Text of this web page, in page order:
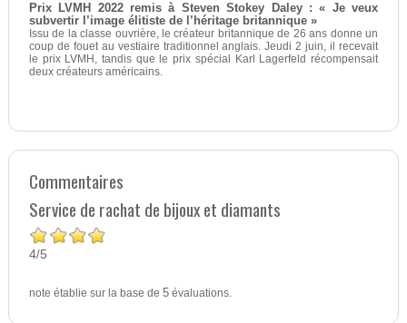
Prix LVMH 2022 remis à Steven Stokey Daley : « Je veux
subvertir l’image élitiste de l’héritage britannique »
Issu de la classe ouvrière, le créateur britannique de 26 ans donne un
coup de fouet au vestiaire traditionnel anglais. Jeudi 2 juin, il recevait
le prix LVMH, tandis que le prix spécial Karl Lagerfeld récompensait
deux créateurs américains.
Commentaires
Service de rachat de bijoux et diamants
4/5
note établie sur la base de 5évaluations.